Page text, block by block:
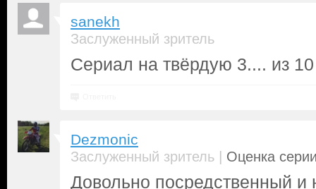
sanekh
Заслуженный зритель
Сериал на твёрдую 3.... из 10
Dezmonic
Заслуженный зритель | Оценка
Довольно посредственный и